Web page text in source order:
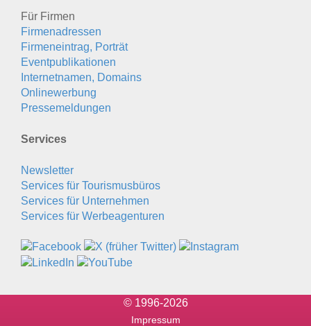
Für Firmen
Firmenadressen
Firmeneintrag, Porträt
Eventpublikationen
Internetnamen, Domains
Onlinewerbung
Pressemeldungen
Services
Newsletter
Services für Tourismusbüros
Services für Unternehmen
Services für Werbeagenturen
© 1996-2026
Impressum